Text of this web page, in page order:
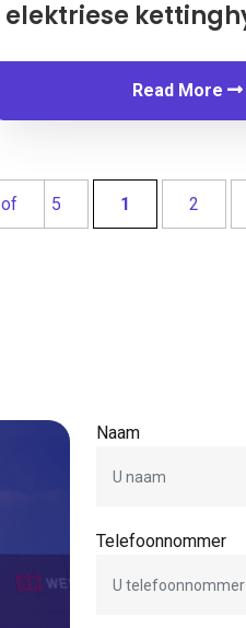
elektriese
Read More
of 5 1 2
Naam
Telefoonnommer